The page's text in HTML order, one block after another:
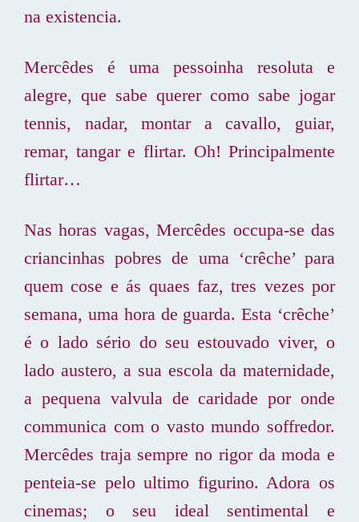
na existencia.
Mercêdes é uma pessoinha resoluta e
alegre, que sabe querer como sabe jogar
tennis, nadar, montar a cavallo, guiar,
remar, tangar e flirtar. Oh! Principalmente
flirtar…
Nas horas vagas, Mercêdes occupa-se das
criancinhas pobres de uma ‘crêche’ para
quem cose e ás quaes faz, tres vezes por
semana, uma hora de guarda. Esta ‘crêche’
é o lado sério do seu estouvado viver, o
lado austero, a sua escola da maternidade,
a pequena valvula de caridade por onde
communica com o vasto mundo soffredor.
Mercêdes traja sempre no rigor da moda e
penteia-se pelo ultimo figurino. Adora os
cinemas; o seu ideal sentimental e